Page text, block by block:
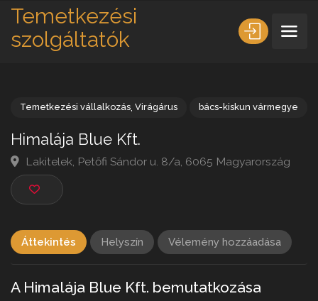
Temetkezési
szolgáltatók
Himalája Blue Kft.
Lakitelek, Petőfi Sándor u. 8/a, 6065 Magyarország
Áttekintés Helyszín Vélemény hozzáadása
A Himalája Blue Kft. bemutatkozása